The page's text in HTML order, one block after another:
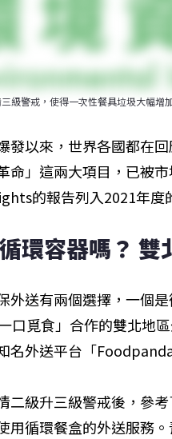
級警戒，使得一次性餐具垃圾大幅增
發以來，世界各國都在
命」這兩大項目，已被
的報告列入2021年度
環容器嗎？
外送有兩個選擇，一個
口覓食」合作的雙北地
名外送平台「
二級升三級警戒後，參
用循環餐盒的外送服務